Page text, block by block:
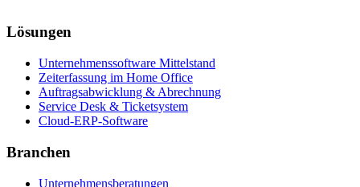
Lösungen
Unternehmenssoftware Mittelstand
Zeiterfassung im Home Office
Auftragsabwicklung & Abrechnung
Service Desk & Ticketsystem
Cloud-ERP-Software
Branchen
Unternehmensberatungen